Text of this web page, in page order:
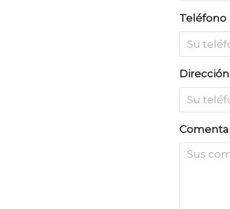
Teléfono
Dirección